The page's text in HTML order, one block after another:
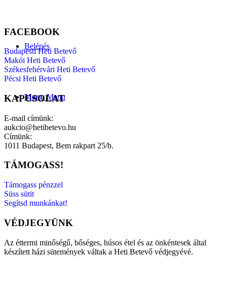
Belépés
Menu Menu
FACEBOOK
Budapesti Heti Betevő
Makói Heti Betevő
Székesfehérvári Heti Betevő
Pécsi Heti Betevő
KAPCSOLAT
E-mail címünk:
aukcio@hetibetevo.hu
Címünk:
1011 Budapest, Bem rakpart 25/b.
TÁMOGASS!
Támogass pénzzel
Süss sütit
Segítsd munkánkat!
VÉDJEGYÜNK
Az éttermi minőségű, bőséges, húsos étel és az önkéntesek által
készített házi sütemények váltak a Heti Betevő védjegyévé.